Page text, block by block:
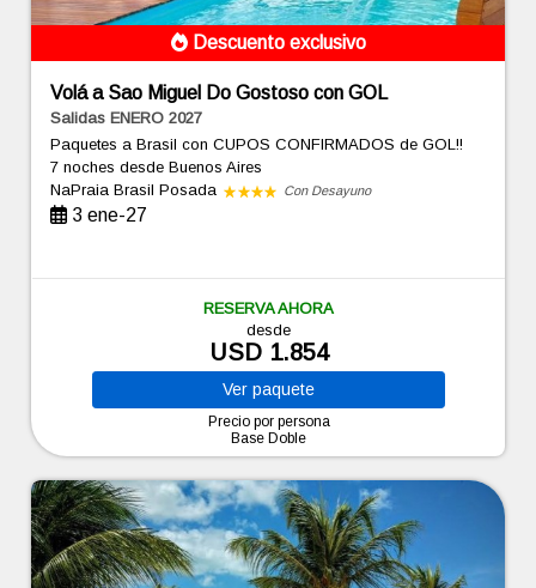
Descuento exclusivo
Volá a Sao Miguel Do Gostoso con GOL
Salidas ENERO 2027
Paquetes a Brasil con CUPOS CONFIRMADOS de GOL!!
7 nochesdesde Buenos Aires
NaPraia Brasil Posada
Con Desayuno
3 ene-27
RESERVA AHORA
desde
USD 1.854
Ver paquete
Precio por persona
Base Doble